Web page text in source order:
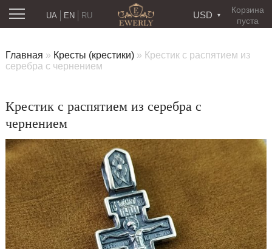
Корзина
пуста
USD
RU
UA EN
Главная » Кресты (крестики) » Крестик с распятием из
серебра с чернением
Крестик с распятием из серебра с
чернением